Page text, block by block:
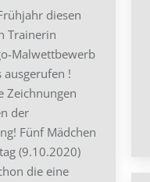
diesen
Trainerin
Malwettbewerb
!
Zeichnungen
der
Fünf Mädchen
(9.10.2020)
die eine